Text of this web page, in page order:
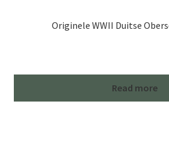
Originele WWII Duitse
Read more